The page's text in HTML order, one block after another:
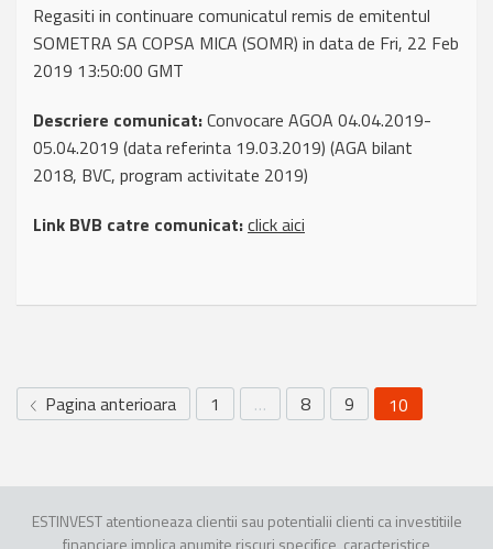
Regasiti in continuare comunicatul remis de emitentul
SOMETRA SA COPSA MICA (SOMR) in data de Fri, 22 Feb
2019 13:50:00 GMT
Descriere comunicat:Convocare AGOA 04.04.2019-
05.04.2019 (data referinta 19.03.2019) (AGA bilant
2018, BVC, program activitate 2019)
Link BVB catre comunicat:click aici
Pagina anterioara 1 … 8 9 10
ESTINVEST atentioneaza clientii sau potentialii clienti ca investitiile
financiare implica anumite riscuri specifice, caracteristice